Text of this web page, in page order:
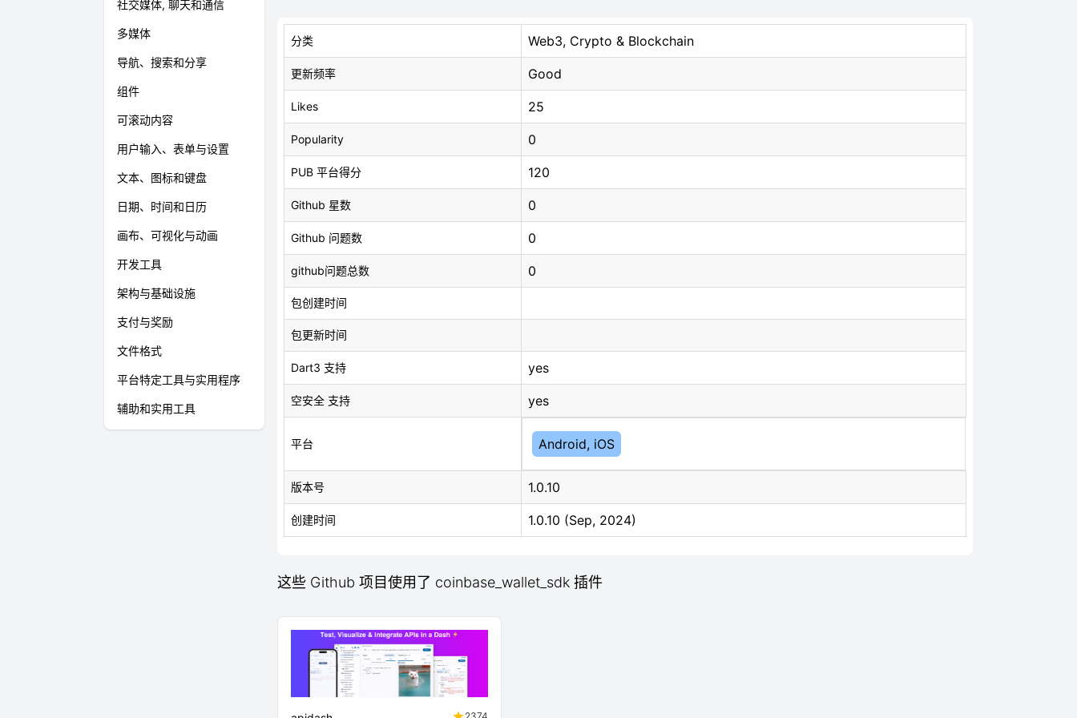
社交媒体, 聊天和通信
多媒体
导航、搜索和分享
组件
可滚动内容
用户输入、表单与设置
文本、图标和键盘
日期、时间和日历
画布、可视化与动画
开发工具
架构与基础设施
支付与奖励
文件格式
平台特定工具与实用程序
辅助和实用工具
分类 Web3, Crypto & Blockchain
更新频率 Good
Likes 25
Popularity 0
PUB 平台得分 120
Github 星数 0
Github 问题数 0
github问题总数 0
包创建时间
包更新时间
Dart3 支持 yes
空安全 支持 yes
平台 Android, iOS
版本号 1.0.10
创建时间 1.0.10 (Sep, 2024)
这些 Github 项目使用了 coinbase_wallet_sdk 插件